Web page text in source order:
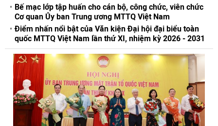
Bế mạc lớp tập huấn cho cán bộ, công chức, viên chức
Cơ quan Ủy ban Trung ương MTTQ Việt Nam
Điểm nhấn nổi bật của Văn kiện Đại hội đại biểu toàn
quốc MTTQ Việt Nam lần thứ XI, nhiệm kỳ 2026 - 2031